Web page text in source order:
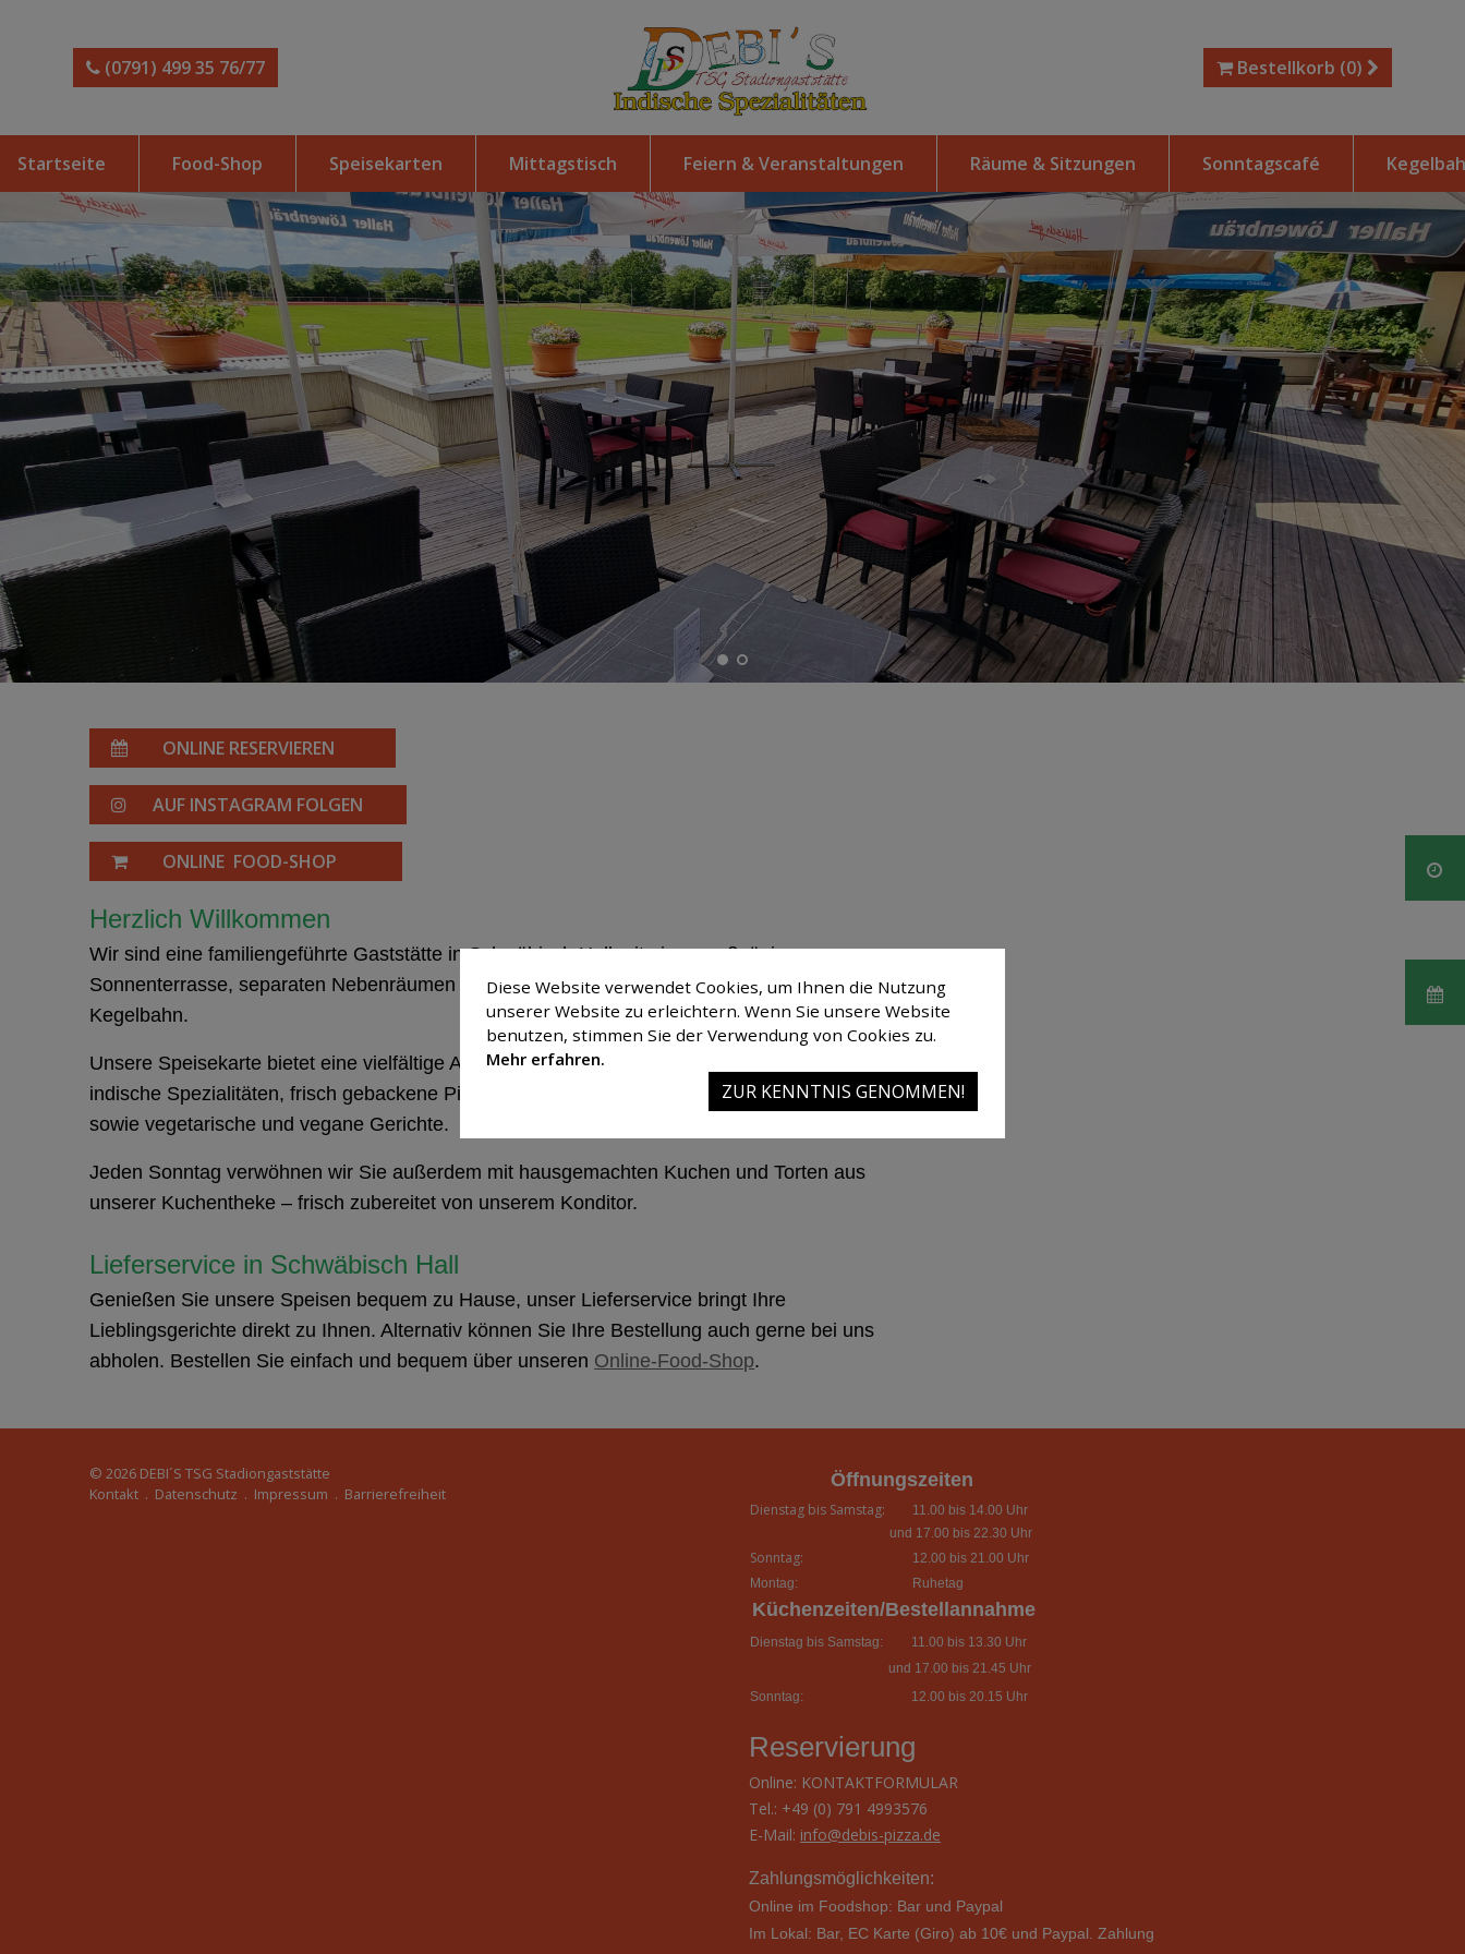
Diese Website verwendet Cookies, um Ihnen die Nutzung
unserer Website zu erleichtern. Wenn Sie unsere Website
benutzen, stimmen Sie der Verwendung von Cookies zu.
Mehr erfahren.
ZUR KENNTNIS GENOMMEN!
(0791) 499 35 76/77 Bestellkorb (0)
Startseite Food-Shop Speisekarten Mittagstisch Feiern & Veranstaltungen Räume & Sitzungen Sonntagscafé
ONLINE RESERVIEREN
AUF INSTAGRAM FOLGEN
ONLINE FOOD-SHOP
Herzlich Willkommen
Wir sind eine familiengeführte Gaststätte in Schwäbisch Hall mit einer großzügigen
Sonnenterrasse, separaten Nebenräumen für Ihre Feierlichkeiten/Sitzungen sowie einer eigenen
Kegelbahn.
Unsere Speisekarte bietet eine vielfältige Auswahl für jeden Geschmack: Freuen Sie sich auf
indische Spezialitäten, frisch gebackene Pizza, schwäbische Klassiker, köstliche Nudelgerichte
sowie vegetarische und vegane Gerichte.
Jeden Sonntag verwöhnen wir Sie außerdem mit hausgemachten Kuchen und Torten aus
unserer Kuchentheke – frisch zubereitet von unserem Konditor.
Lieferservice in Schwäbisch Hall
Genießen Sie unsere Speisen bequem zu Hause, unser Lieferservice bringt Ihre
Lieblingsgerichte direkt zu Ihnen. Alternativ können Sie Ihre Bestellung auch gerne bei uns
abholen. Bestellen Sie einfach und bequem über unseren Online-Food-Shop.
© 2026 DEBI´S TSG Stadiongaststätte
Kontakt . Datenschutz . Impressum . Barrierefreiheit
Öffnungszeiten
Dienstag bis Samstag:
11.00 bis 14.00 Uhr
und 17.00 bis 22.30 Uhr
Sonntag:
12.00 bis 21.00 Uhr
Montag:
Ruhetag
Küchenzeiten/Bestellannahme
Dienstag bis Samstag:
11.00 bis 13.30 Uhr
und 17.00 bis 21.45 Uhr
Sonntag:
12.00 bis 20.15 Uhr
Reservierung
Online: KONTAKTFORMULAR
Tel.: +49 (0) 791 4993576
E-Mail: info@debis-pizza.de
Zahlungsmöglichkeiten:
Online im Foodshop: Bar und Paypal
Im Lokal: Bar, EC Karte (Giro) ab 10€ und Paypal. Zahlung